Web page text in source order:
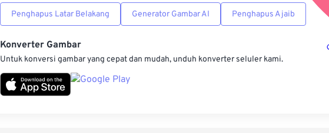
Penghapus Latar Belakang Generator Gambar AI Penghapus Ajaib
Konverter Gambar
Untuk konversi gambar yang cepat dan mudah, unduh konverter seluler kami.